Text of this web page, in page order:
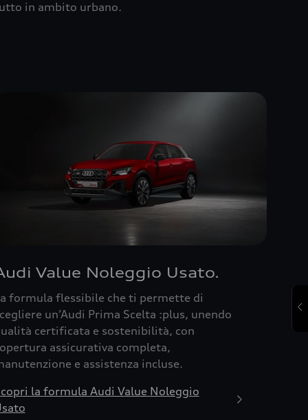
in ambito urbano.
Value Noleggio Usato.
formula flessibile che ti permette di
un’Audi Prima Scelta :plus, unendo
certificata e sostenibilità, con
assicurativa completa,
e assistenza incluse.
la formula Audi Value Noleggio